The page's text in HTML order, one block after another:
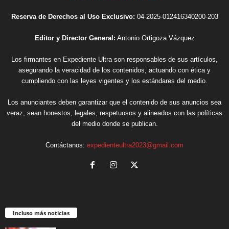
Reserva de Derechos al Uso Exclusivo: 04-2025-012416340200-203
Editor y Director General: Antonio Ortigoza Vázquez
Los firmantes en Expediente Ultra son responsables de sus artículos,
asegurando la veracidad de los contenidos, actuando con ética y
cumpliendo con las leyes vigentes y los estándares del medio.
Los anunciantes deben garantizar que el contenido de sus anuncios sea
veraz, sean honestos, legales, respetuosos y alineados con las políticas
del medio donde se publican.
Contáctanos: expedienteultra2023@gmail.com
Incluso más noticias